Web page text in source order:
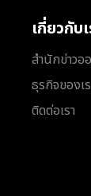
เกี่ยวกับ
สำนักข่าวอ
ธุรกิจของเ
ติดต่อเรา